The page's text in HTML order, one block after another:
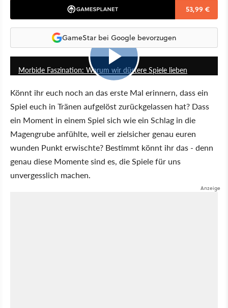
53,99 €
GameStar bei Google bevorzugen
1:14:55
Morbide Faszination: Warum wir düstere Spiele lieben
Könnt ihr euch noch an das erste Mal erinnern, dass ein
Spiel euch in Tränen aufgelöst zurückgelassen hat? Dass
ein Moment in einem Spiel sich wie ein Schlag in die
Magengrube anfühlte, weil er zielsicher genau euren
wunden Punkt erwischte? Bestimmt könnt ihr das - denn
genau diese Momente sind es, die Spiele für uns
unvergesslich machen.